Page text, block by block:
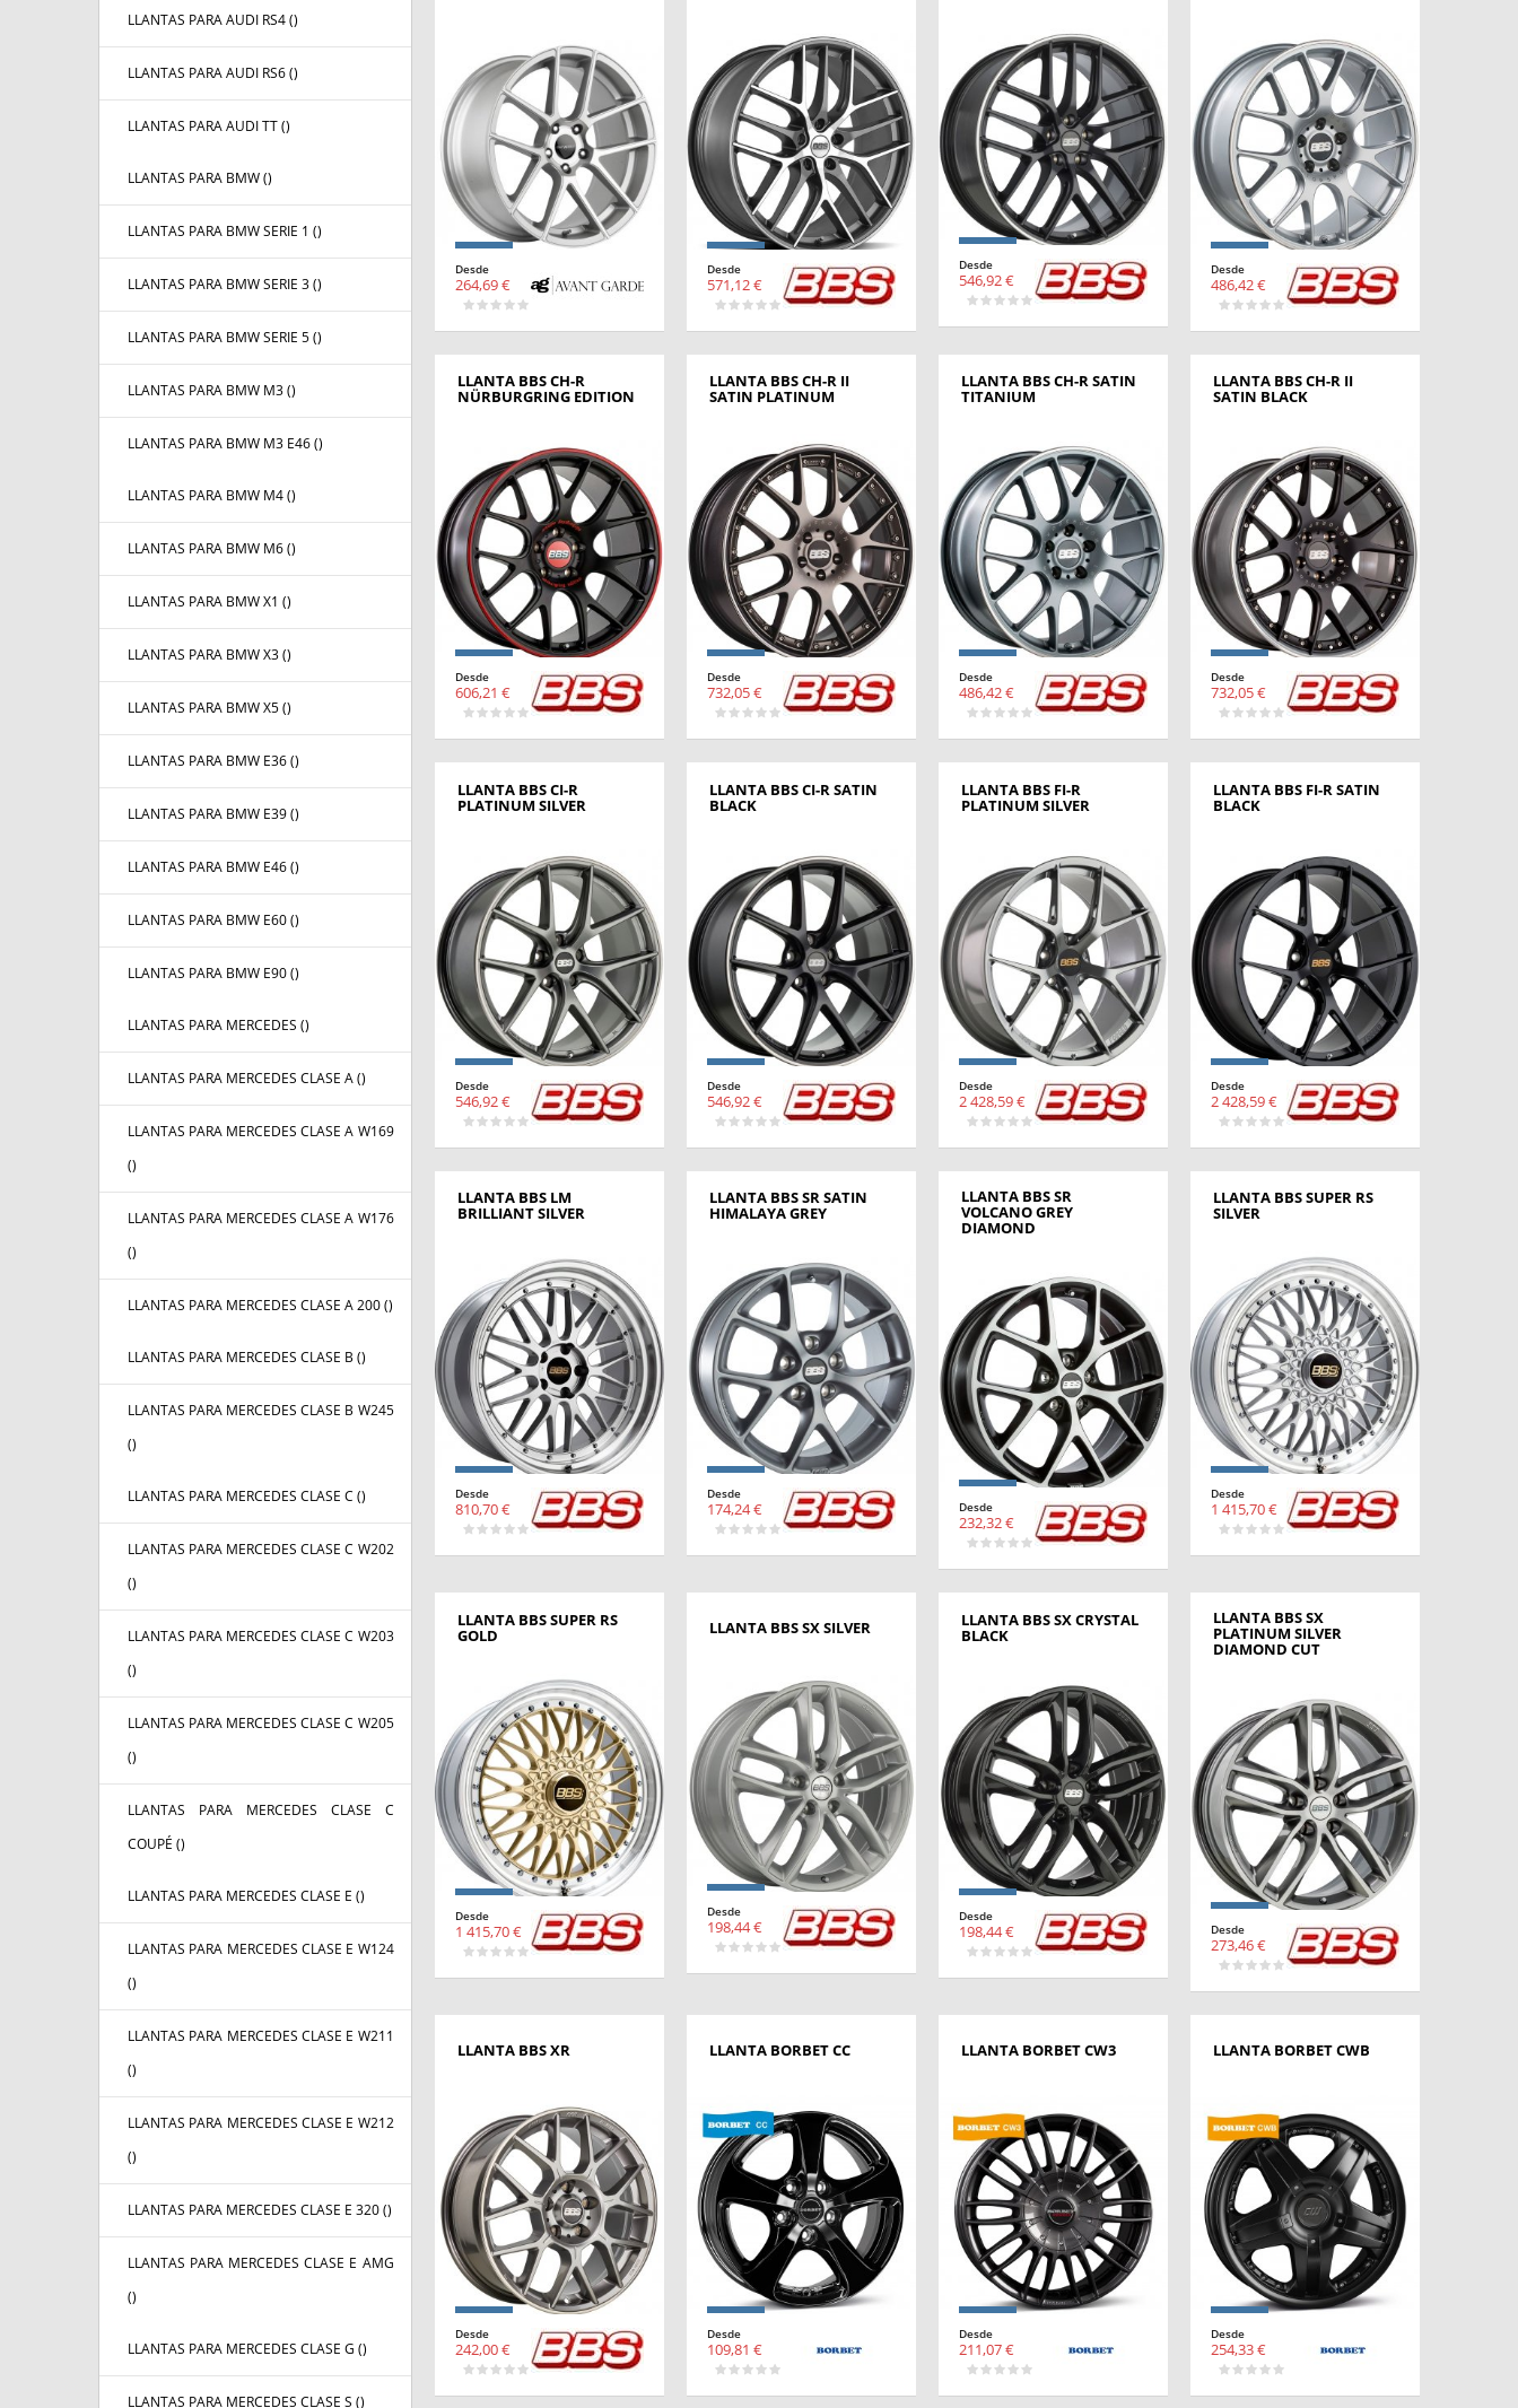
LLANTAS PARA AUDI RS4 ()
LLANTAS PARA AUDI RS6 ()
LLANTAS PARA AUDI TT ()
LLANTAS PARA BMW ()
LLANTAS PARA BMW SERIE 1 ()
LLANTAS PARA BMW SERIE 3 ()
LLANTAS PARA BMW SERIE 5 ()
LLANTAS PARA BMW M3 ()
LLANTAS PARA BMW M3 E46 ()
LLANTAS PARA BMW M4 ()
LLANTAS PARA BMW M6 ()
LLANTAS PARA BMW X1 ()
LLANTAS PARA BMW X3 ()
LLANTAS PARA BMW X5 ()
LLANTAS PARA BMW E36 ()
LLANTAS PARA BMW E39 ()
LLANTAS PARA BMW E46 ()
LLANTAS PARA BMW E60 ()
LLANTAS PARA BMW E90 ()
LLANTAS PARA MERCEDES ()
LLANTAS PARA MERCEDES CLASE A ()
LLANTAS PARA MERCEDES CLASE A W169
()
LLANTAS PARA MERCEDES CLASE A W176
()
LLANTAS PARA MERCEDES CLASE A 200 ()
LLANTAS PARA MERCEDES CLASE B ()
LLANTAS PARA MERCEDES CLASE B W245
()
LLANTAS PARA MERCEDES CLASE C ()
LLANTAS PARA MERCEDES CLASE C W202
()
LLANTAS PARA MERCEDES CLASE C W203
()
LLANTAS PARA MERCEDES CLASE C W205
()
LLANTAS PARA MERCEDES CLASE C
COUPÉ ()
LLANTAS PARA MERCEDES CLASE E ()
LLANTAS PARA MERCEDES CLASE E W124
()
LLANTAS PARA MERCEDES CLASE E W211
()
LLANTAS PARA MERCEDES CLASE E W212
()
LLANTAS PARA MERCEDES CLASE E 320 ()
LLANTAS PARA MERCEDES CLASE E AMG
()
LLANTAS PARA MERCEDES CLASE G ()
LLANTAS PARA MERCEDES CLASE S ()
Desde
264,69 €
Desde
571,12 €
Desde
546,92 €
Desde
486,42 €
LLANTA BBS CH-R
NÜRBURGRING EDITION
Desde
606,21 €
LLANTA BBS CH-R II
SATIN PLATINUM
Desde
732,05 €
LLANTA BBS CH-R SATIN
TITANIUM
Desde
486,42 €
LLANTA BBS CH-R II
SATIN BLACK
Desde
732,05 €
LLANTA BBS CI-R
PLATINUM SILVER
Desde
546,92 €
LLANTA BBS CI-R SATIN
BLACK
Desde
546,92 €
LLANTA BBS FI-R
PLATINUM SILVER
Desde
2 428,59 €
LLANTA BBS FI-R SATIN
BLACK
Desde
2 428,59 €
LLANTA BBS LM
BRILLIANT SILVER
Desde
810,70 €
LLANTA BBS SR SATIN
HIMALAYA GREY
Desde
174,24 €
LLANTA BBS SR
VOLCANO GREY
DIAMOND
Desde
232,32 €
LLANTA BBS SUPER RS
SILVER
Desde
1 415,70 €
LLANTA BBS SUPER RS
GOLD
Desde
1 415,70 €
LLANTA BBS SX SILVER
Desde
198,44 €
LLANTA BBS SX CRYSTAL
BLACK
Desde
198,44 €
LLANTA BBS SX
PLATINUM SILVER
DIAMOND CUT
Desde
273,46 €
LLANTA BBS XR
Desde
242,00 €
LLANTA BORBET CC
Desde
109,81 €
LLANTA BORBET CW3
Desde
211,07 €
LLANTA BORBET CWB
Desde
254,33 €